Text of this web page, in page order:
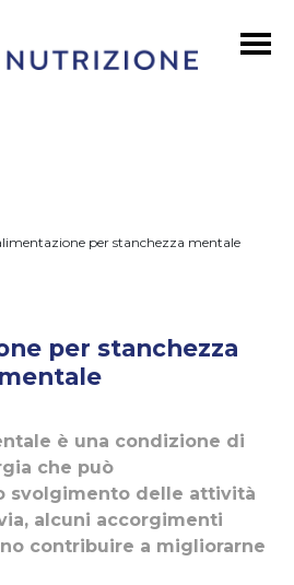
per stanchezza mentale
per stanchezza
mentale
è una condizione di
che può
svolgimento delle attività
alcuni accorgimenti
contribuire a migliorarne